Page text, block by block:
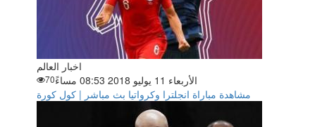
اخبار العالم
الأربعاء 11 يوليو 2018 08:53 مساءً
70
مشاهدة مباراة انجلترا وكرواتيا بث مباشر | كول كورة